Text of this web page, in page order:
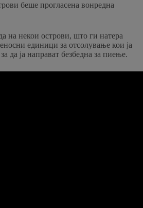
беше прогласена вонредна
на некои острови, што ги натера
единици за отсолување кои ја
да ја направат безбедна за пиење.